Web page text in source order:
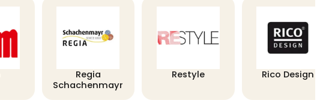
Regia
Schachenmayr
Restyle Rico Design